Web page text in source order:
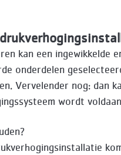
kan een ingewikkelde
onderdelen
Vervelender nog: dan
wordt